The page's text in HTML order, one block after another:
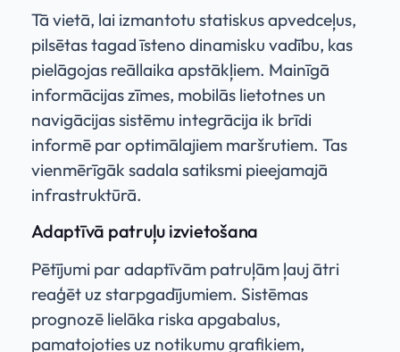
Tā vietā, lai izmantotu statiskus apvedceļus,
pilsētas tagad īsteno dinamisku vadību, kas
pielāgojas reāllaika apstākļiem. Mainīgā
informācijas zīmes, mobilās lietotnes un
navigācijas sistēmu integrācija ik brīdi
informē par optimālajiem maršrutiem. Tas
vienmērīgāk sadala satiksmi pieejamajā
infrastruktūrā.
Adaptīvā patruļu izvietošana
Pētījumi par adaptīvām patruļām ļauj ātri
reaģēt uz starpgadījumiem. Sistēmas
prognozē lielāka riska apgabalus,
pamatojoties uz notikumu grafikiem,